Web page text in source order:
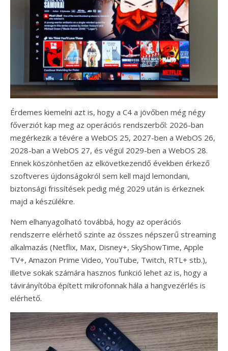
Érdemes kiemelni azt is, hogy a C4 a jövőben még négy
főverziót kap meg az operációs rendszerből: 2026-ban
megérkezik a tévére a WebOS 25, 2027-ben a WebOS 26,
2028-ban a WebOS 27, és végül 2029-ben a WebOS 28.
Ennek köszönhetően az elkövetkezendő években érkező
szoftveres újdonságokról sem kell majd lemondani,
biztonsági frissítések pedig még 2029 után is érkeznek
majd a készülékre.
Nem elhanyagolható továbbá, hogy az operációs
rendszerre elérhető szinte az összes népszerű streaming
alkalmazás (Netflix, Max, Disney+, SkyShowTime, Apple
TV+, Amazon Prime Video, YouTube, Twitch, RTL+ stb.),
illetve sokak számára hasznos funkció lehet az is, hogy a
távirányítóba épített mikrofonnak hála a hangvezérlés is
elérhető.